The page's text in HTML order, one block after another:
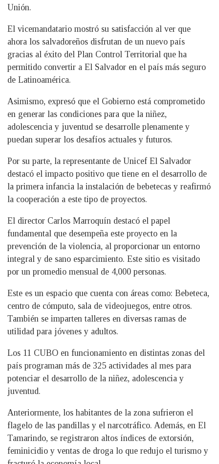
Unión.
El vicemandatario mostró su satisfacción al ver que
ahora los salvadoreños disfrutan de un nuevo país
gracias al éxito del Plan Control Territorial que ha
permitido convertir a El Salvador en el país más seguro
de Latinoamérica.
Asimismo, expresó que el Gobierno está comprometido
en generar las condiciones para que la niñez,
adolescencia y juventud se desarrolle plenamente y
puedan superar los desafíos actuales y futuros.
Por su parte, la representante de Unicef El Salvador
destacó el impacto positivo que tiene en el desarrollo de
la primera infancia la instalación de bebetecas y reafirmó
la cooperación a este tipo de proyectos.
El director Carlos Marroquín destacó el papel
fundamental que desempeña este proyecto en la
prevención de la violencia, al proporcionar un entorno
integral y de sano esparcimiento. Este sitio es visitado
por un promedio mensual de 4,000 personas.
Este es un espacio que cuenta con áreas como: Bebeteca,
centro de cómputo, sala de videojuegos, entre otros.
También se imparten talleres en diversas ramas de
utilidad para jóvenes y adultos.
Los 11 CUBO en funcionamiento en distintas zonas del
país programan más de 325 actividades al mes para
potenciar el desarrollo de la niñez, adolescencia y
juventud.
Anteriormente, los habitantes de la zona sufrieron el
flagelo de las pandillas y el narcotráfico. Además, en El
Tamarindo, se registraron altos índices de extorsión,
feminicidio y ventas de droga lo que redujo el turismo y